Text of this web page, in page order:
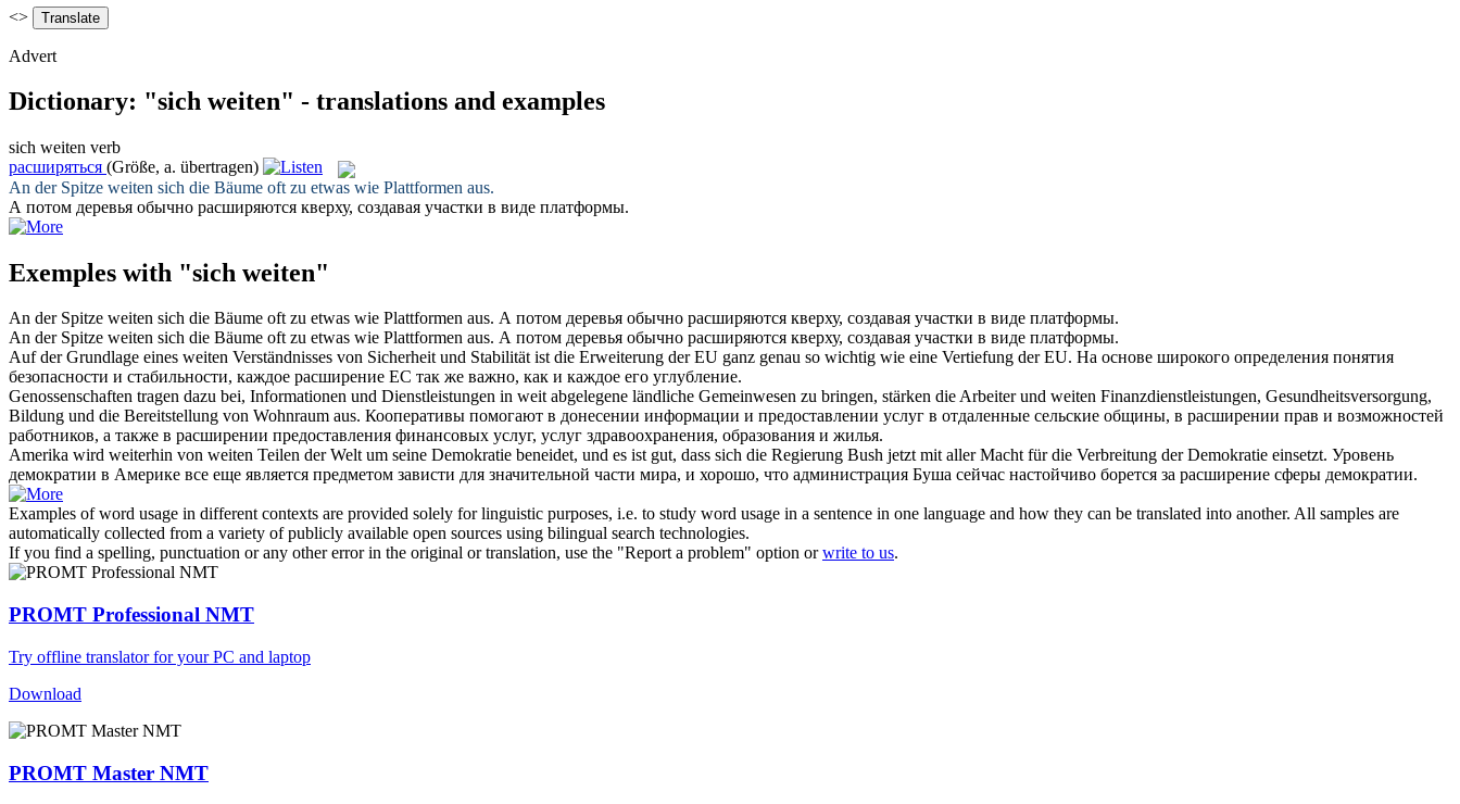
<>
Advert
Dictionary: "sich weiten" - translations and examples
sich weiten verb
расширяться (Größe, a. übertragen)
An der Spitze weiten sich die Bäume oft zu etwas wie Plattformen aus.
А потом деревья обычно расширяются кверху, создавая участки в виде платформы.
Exemples with "sich weiten"
An der Spitze weiten sich die Bäume oft zu etwas wie Plattformen aus. А потом деревья обычно расширяются кверху, создавая участки в виде платформы.
An der Spitze weiten sich die Bäume oft zu etwas wie Plattformen aus. А потом деревья обычно расширяются кверху, создавая участки в виде платформы.
Auf der Grundlage eines weiten Verständnisses von Sicherheit und Stabilität ist die Erweiterung der EU ganz genau so wichtig wie eine Vertiefung der EU. На основе широкого определения понятия
безопасности и стабильности, каждое расширение ЕС так же важно, как и каждое его углубление.
Genossenschaften tragen dazu bei, Informationen und Dienstleistungen in weit abgelegene ländliche Gemeinwesen zu bringen, stärken die Arbeiter und weiten Finanzdienstleistungen, Gesundheitsversorgung,
Bildung und die Bereitstellung von Wohnraum aus. Кооперативы помогают в донесении информации и предоставлении услуг в отдаленные сельские общины, в расширении прав и возможностей
работников, а также в расширении предоставления финансовых услуг, услуг здравоохранения, образования и жилья.
Amerika wird weiterhin von weiten Teilen der Welt um seine Demokratie beneidet, und es ist gut, dass sich die Regierung Bush jetzt mit aller Macht für die Verbreitung der Demokratie einsetzt. Уровень
демократии в Америке все еще является предметом зависти для значительной части мира, и хорошо, что администрация Буша сейчас настойчиво борется за расширение сферы демократии.
Examples of word usage in different contexts are provided solely for linguistic purposes, i.e. to study word usage in a sentence in one language and how they can be translated into another. All samples are
automatically collected from a variety of publicly available open sources using bilingual search technologies.
If you find a spelling, punctuation or any other error in the original or translation, use the "Report a problem" option orwrite to us.
PROMT Professional NMT
Try offline translator for your PC and laptop
Download
PROMT Master NMT